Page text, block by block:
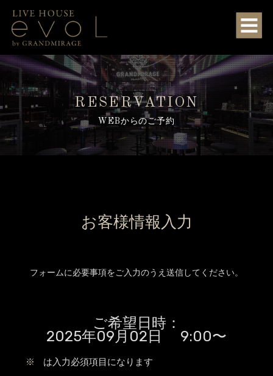
RESERVATION
WEBからのご予約
お客様情報入力
フォームに必要事項をご入力のうえ送信してください。
ご希望日時：
2025年09月02日 9:00〜
※ は入力必須項目になります